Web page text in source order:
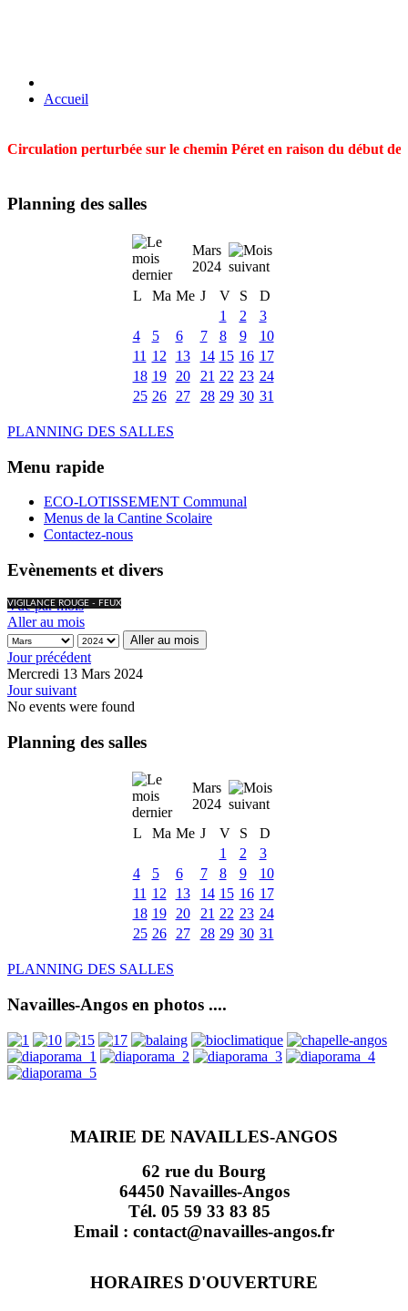
Accueil
Circulation perturbée sur le chemin Péret en raison du début
Planning des salles
Mars
2024
L
Ma Me J V S
D
1
2
3
4
5 6 7 8 9
10
11 12 13 14 15 16 17
18 19 20 21 22 23 24
25 26 27 28 29 30 31
PLANNING DES SALLES
Menu rapide
ECO-LOTISSEMENT Communal
Menus de la Cantine Scolaire
Contactez-nous
Evènements et divers
VIGILANCE ROUGE - FEUX
Vue par mois
Aller au mois
Aller au mois
Jour précédent
Mercredi 13 Mars 2024
Jour suivant
No events were found
Planning des salles
Mars
2024
L
Ma Me J V S
D
1
2
3
4
5 6 7 8 9
10
11 12 13 14 15 16 17
18 19 20 21 22 23 24
25 26 27 28 29 30 31
PLANNING DES SALLES
Navailles-Angos en photos ....
MAIRIE DE NAVAILLES-ANGOS
62 rue du Bourg
64450 Navailles-Angos
Tél. 05 59 33 83 85
Email : contact@navailles-angos.fr
HORAIRES D'OUVERTURE